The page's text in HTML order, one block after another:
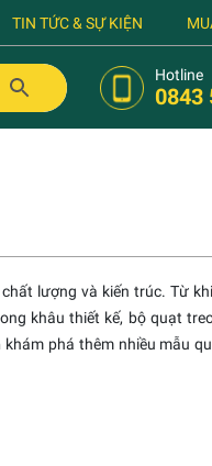
TIN TỨC & SỰ KIỆN
Hotline
0843
lượng và kiến trúc. Từ
khâu thiết kế, bộ quạt
khám phá thêm nhiều mẫu